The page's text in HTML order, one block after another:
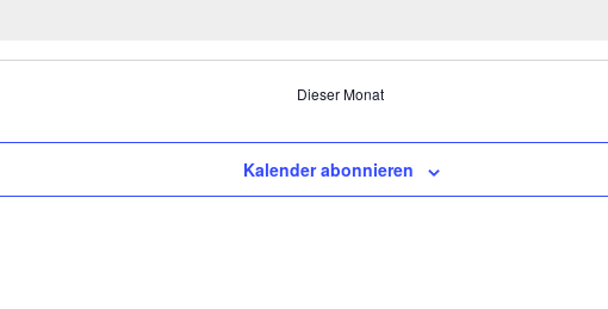
Dieser Monat
Kalender abonnieren